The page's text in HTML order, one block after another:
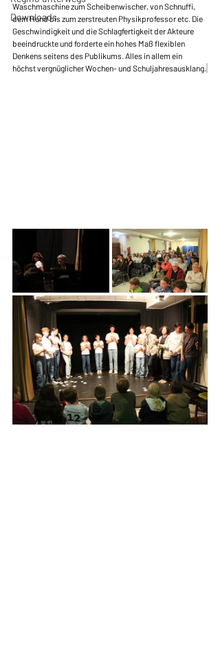
Downloads
Waschmaschine zum Scheibenwischer, von Schnuffi,
dem Hund bis zum zerstreuten Physikprofessor etc. Die
Geschwindigkeit und die Schlagfertigkeit der Akteure
beeindruckte und forderte ein hohes Maß flexiblen
Denkens seitens des Publikums. Alles in allem ein
höchst vergnüglicher Wochen- und Schuljahresausklang.